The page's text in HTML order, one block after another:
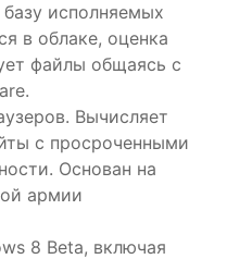
исполняемых
в облаке, оценка
файлы общаясь с
Вычисляет
с просроченными
Основан на
армии
8 Beta, включая